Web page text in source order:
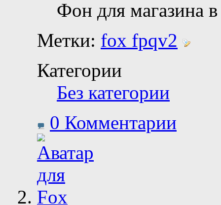
Фон для магазина
Метки: fox fpqv2
Категории
Без категории
0 Комментарии